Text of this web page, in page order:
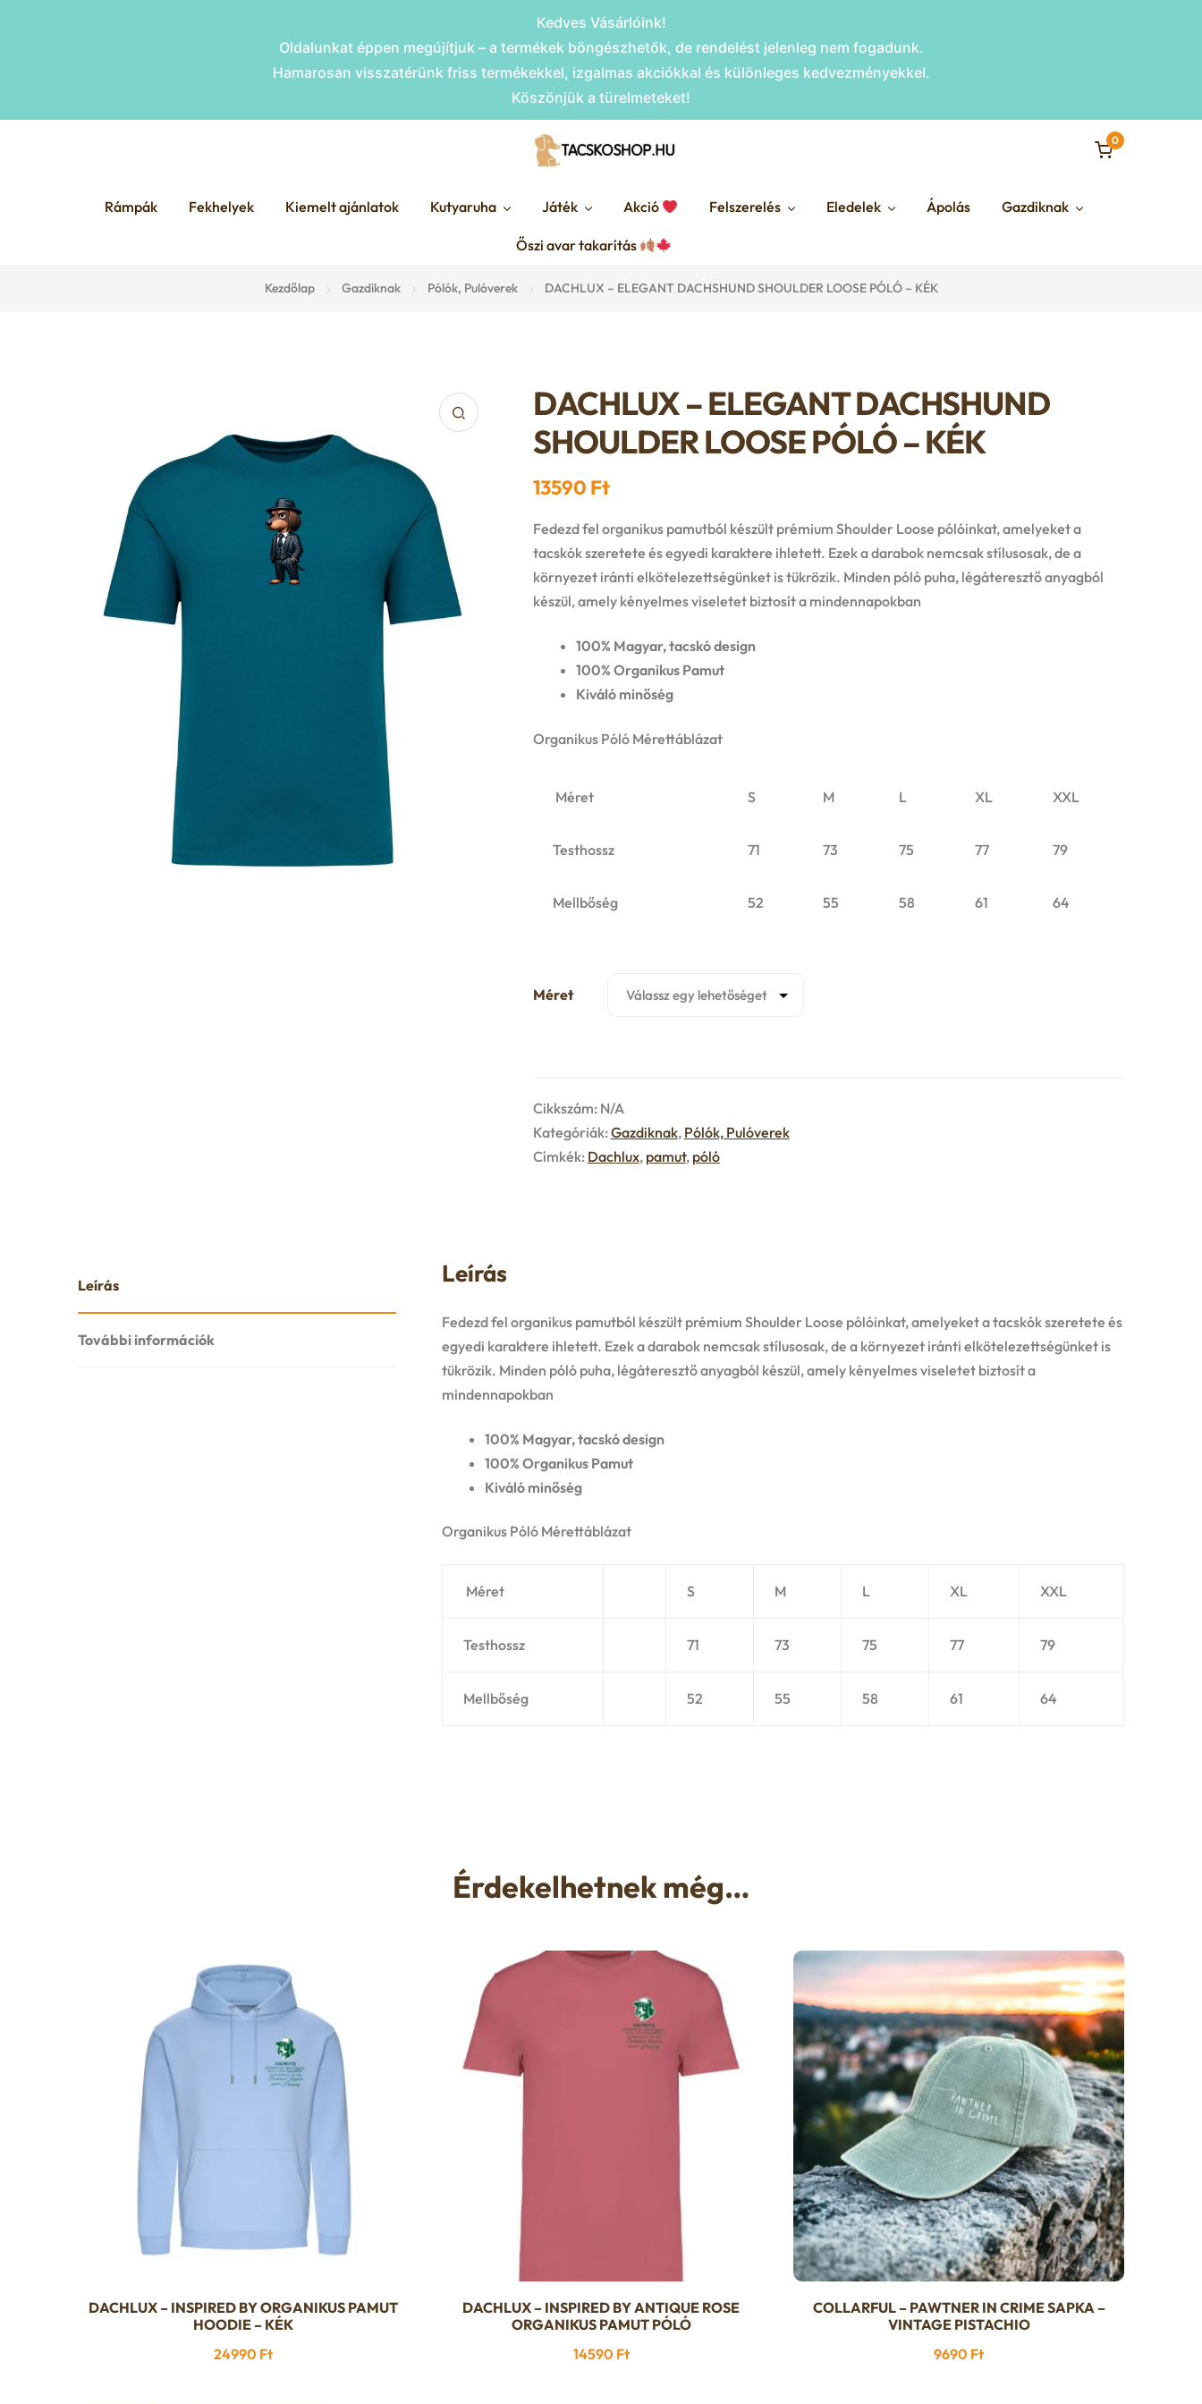
Kedves Vásárlóink!
Oldalunkat éppen megújítjuk – a termékek böngészhetők, de rendelést jelenleg nem fogadunk.
Hamarosan visszatérünk friss termékekkel, izgalmas akciókkal és különleges kedvezményekkel.
Köszönjük a türelmeteket!
navigation
content
0
Rámpák Fekhelyek Kiemelt ajánlatok Kutyaruha Játék Akció Felszerelés Eledelek Ápolás Gazdiknak
Őszi avar takarítás
Kezdőlap Gazdiknak Pólók, Pulóverek DACHLUX – ELEGANT DACHSHUND SHOULDER LOOSE PÓLÓ – KÉK
DACHLUX – ELEGANT DACHSHUND
SHOULDER LOOSE PÓLÓ – KÉK
13590 Ft
Fedezd fel organikus pamutból készült prémium Shoulder Loose pólóinkat, amelyeket a
tacskók szeretete és egyedi karaktere ihletett. Ezek a darabok nemcsak stílusosak, de a
környezet iránti elkötelezettségünket is tükrözik. Minden póló puha, légáteresztő anyagból
készül, amely kényelmes viseletet biztosít a mindennapokban
100% Magyar, tacskó design
100% Organikus Pamut
Kiváló minőség
Organikus Póló Mérettáblázat
Méret S M L XL XXL
Testhossz 71 73 75 77 79
Mellbőség 52 55 58 61 64
Méret
Cikkszám: N/A
Kategóriák:Gazdiknak, Pólók, Pulóverek
Címkék: Dachlux, pamut, póló
Leírás
További információk
Leírás
Fedezd fel organikus pamutból készült prémium Shoulder Loose pólóinkat, amelyeket a tacskók szeretete és
egyedi karaktere ihletett. Ezek a darabok nemcsak stílusosak, de a környezet iránti elkötelezettségünket is
tükrözik. Minden póló puha, légáteresztő anyagból készül, amely kényelmes viseletet biztosít a
mindennapokban
100% Magyar, tacskó design
100% Organikus Pamut
Kiváló minőség
Organikus Póló Mérettáblázat
Méret S M L XL XXL
Testhossz 71 73 75 77 79
Mellbőség 52 55 58 61 64
Érdekelhetnek még…
Ennek
a
terméknek
DACHLUX – INSPIRED BY ORGANIKUS PAMUT
HOODIE – KÉK
24990 Ft
Ennek
a
terméknek
DACHLUX – INSPIRED BY ANTIQUE ROSE
ORGANIKUS PAMUT PÓLÓ
14590 Ft
COLLARFUL – PAWTNER IN CRIME SAPKA –
VINTAGE PISTACHIO
9690 Ft